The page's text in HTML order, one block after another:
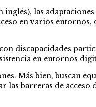
las
en varios entornos,
discapacidades
en entornos
Más bien, buscan
las barreras de